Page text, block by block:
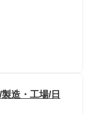
造・工場/日